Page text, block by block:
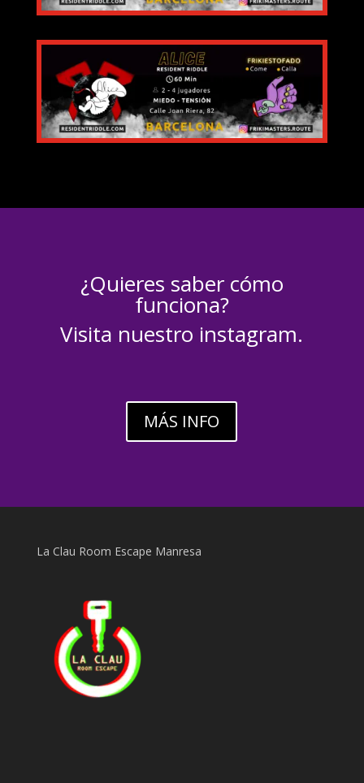
¿Quieres saber cómo
funciona?
Visita nuestro instagram.
MÁS INFO
La Clau Room Escape Manresa